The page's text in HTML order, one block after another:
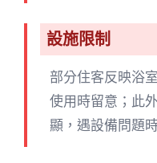
設施限制
部分住客反映浴
使用時留意；此
顯，遇設備問題